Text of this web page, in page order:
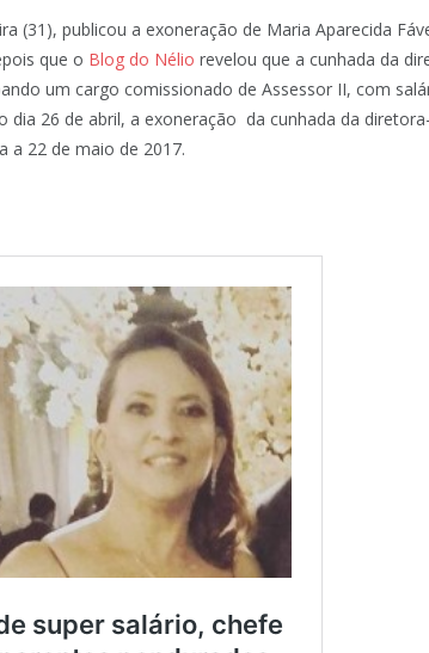
(31), publicou a exoneração de Maria Aparecida
que o Blog do Nélio revelou que a cunhada da
um cargo comissionado de Assessor II, com
dia 26 de abril, a exoneração da cunhada da
a 22 de maio de 2017.